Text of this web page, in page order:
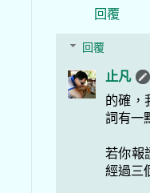
回覆
回覆
止凡
的確，
詞有一
若你報
經過三